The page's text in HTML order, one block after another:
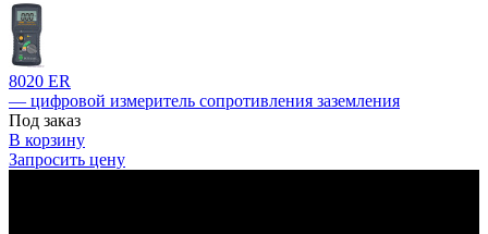
8020 ER
— цифровой измеритель сопротивления заземления
Под заказ
В корзину
Запросить цену